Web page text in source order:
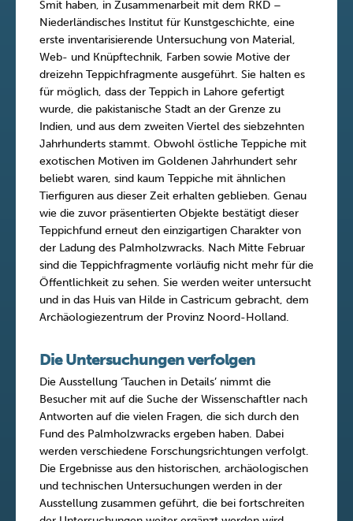
Smit haben, in Zusammenarbeit mit dem RKD –
Niederländisches Institut für Kunstgeschichte, eine
erste inventarisierende Untersuchung von Material,
Web- und Knüpftechnik, Farben sowie Motive der
dreizehn Teppichfragmente ausgeführt. Sie halten es
für möglich, dass der Teppich in Lahore gefertigt
wurde, die pakistanische Stadt an der Grenze zu
Indien, und aus dem zweiten Viertel des siebzehnten
Jahrhunderts stammt. Obwohl östliche Teppiche mit
exotischen Motiven im Goldenen Jahrhundert sehr
beliebt waren, sind kaum Teppiche mit ähnlichen
Tierfiguren aus dieser Zeit erhalten geblieben. Genau
wie die zuvor präsentierten Objekte bestätigt dieser
Teppichfund erneut den einzigartigen Charakter von
der Ladung des Palmholzwracks. Nach Mitte Februar
sind die Teppichfragmente vorläufig nicht mehr für die
Öffentlichkeit zu sehen. Sie werden weiter untersucht
und in das Huis van Hilde in Castricum gebracht, dem
Archäologiezentrum der Provinz Noord-Holland.
Die Untersuchungen verfolgen
Die Ausstellung ‘Tauchen in Details’ nimmt die
Besucher mit auf die Suche der Wissenschaftler nach
Antworten auf die vielen Fragen, die sich durch den
Fund des Palmholzwracks ergeben haben. Dabei
werden verschiedene Forschungsrichtungen verfolgt.
Die Ergebnisse aus den historischen, archäologischen
und technischen Untersuchungen werden in der
Ausstellung zusammen geführt, die bei fortschreiten